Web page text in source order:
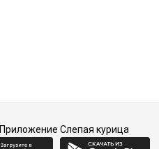
Приложение Слепая курица